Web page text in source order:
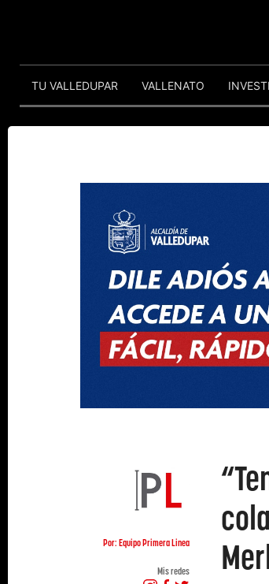
TU VALLEDUPAR VALLENATO
Por: Equipo Primera Linea
Mis redes